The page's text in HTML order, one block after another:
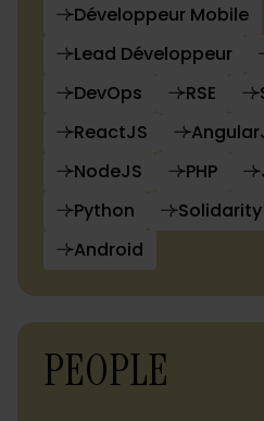
Développeur Mobile
Lead Développeur
DevOps
RSE
ReactJS
NodeJS
PHP
Python
Solidarity
Android
PEOPLE